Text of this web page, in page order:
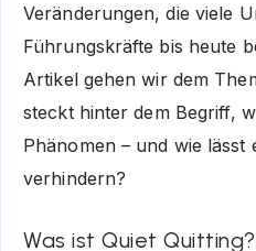
Veränderungen, die viele
Führungskräfte bis heute
Artikel gehen wir dem
steckt hinter dem Begriff,
Phänomen – und wie lässt
verhindern?
Was ist Quiet Quitting?